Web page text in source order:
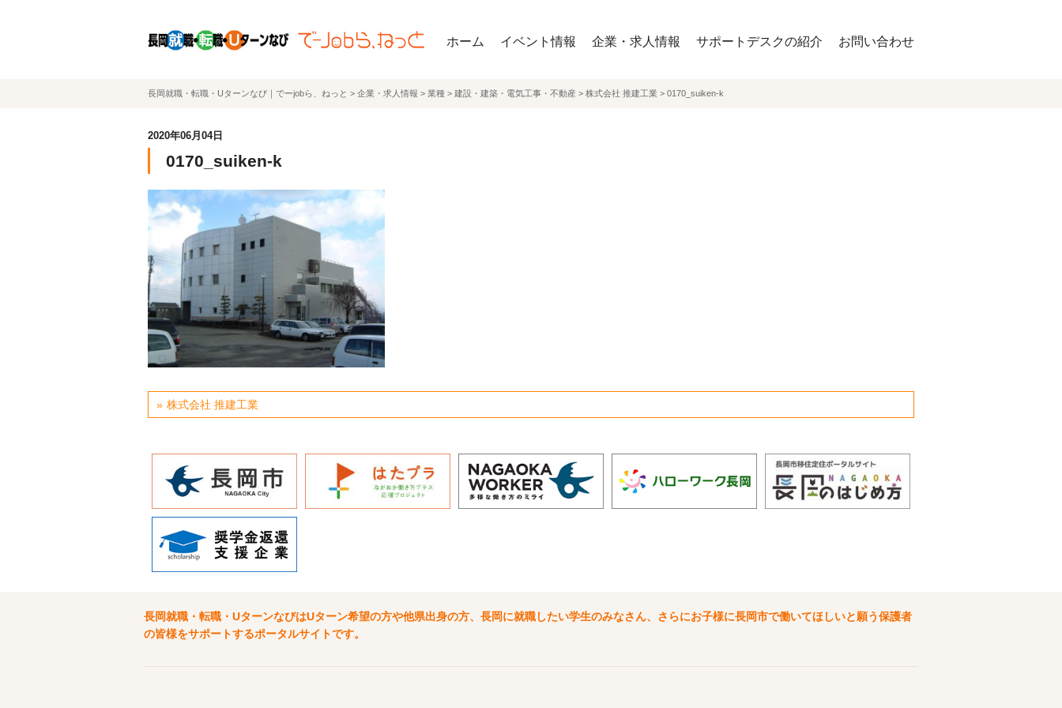
ホーム イベント情報 企業・求人情報 サポートデスクの紹介 お問い合わせ
長岡就職・転職・Uターンなび｜でーjobら、ねっと > 企業・求人情報 > 業種 > 建設・建築・電気工事・不動産 > 株式会社 推建工業 > 0170_suiken-k
2020年06月04日
0170_suiken-k
株式会社 推建工業
長岡就職・転職・UターンなびはUターン希望の方や他県出身の方、長岡に就職したい学生のみなさん、さらにお子様に長岡市で働いてほしいと願う保護者
の皆様をサポートするポータルサイトです。